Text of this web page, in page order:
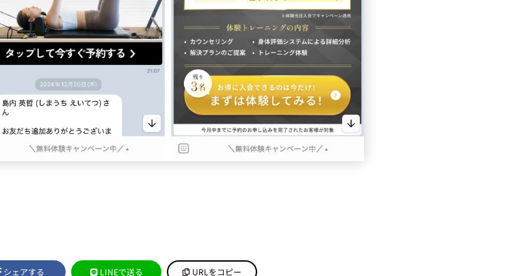
シェアする LINEで送る URLをコピー